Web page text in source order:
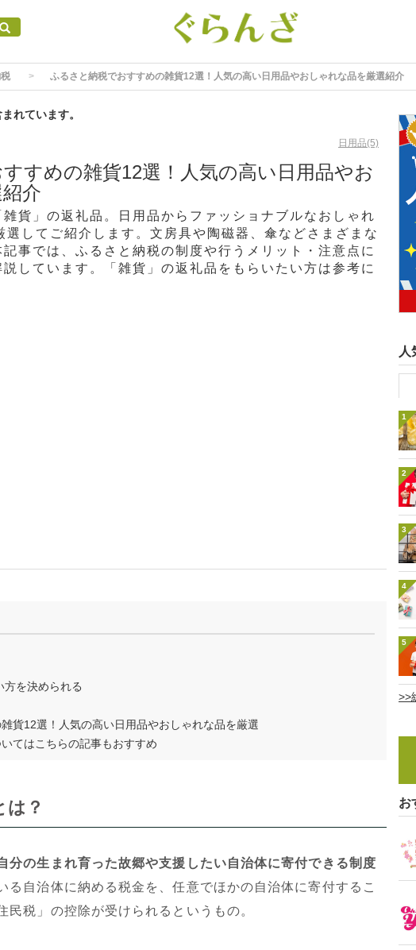
ふるさと納税でおすすめの雑貨12選！人気の高い日用品やおしゃれな品を厳選紹介
れています。
日用品(5)
すめの雑貨12選！人気の高い日用品やお
介
貨」の返礼品。日用品からファッショナブルなおしゃれ
選してご紹介します。文房具や陶磁器、傘などさまざまな
事では、ふるさと納税の制度や行うメリット・注意点に
しています。「雑貨」の返礼品をもらいたい方は参考に
方を決められる
貨12選！人気の高い日用品やおしゃれな品を厳選
てはこちらの記事もおすすめ
は？
分の生まれ育った故郷や支援したい自治体に寄付できる制度
る自治体に納める税金を、任意でほかの自治体に寄付するこ
民税」の控除が受けられるというもの。
人
1
2
3
4
5
>>
お